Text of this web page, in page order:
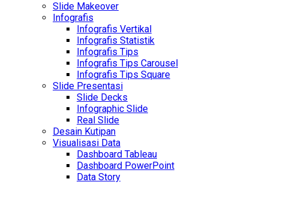
Slide Makeover
Infografis
Infografis Vertikal
Infografis Statistik
Infografis Tips
Infografis Tips Carousel
Infografis Tips Square
Slide Presentasi
Slide Decks
Infographic Slide
Real Slide
Desain Kutipan
Visualisasi Data
Dashboard Tableau
Dashboard PowerPoint
Data Story